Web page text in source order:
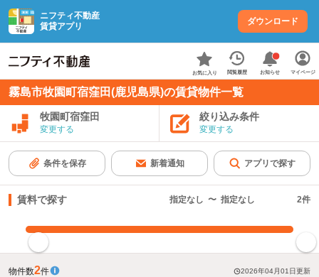
ニフティ不動産
賃貸アプリ
ダウンロード
お気に入り 閲覧履歴 お知らせ マイページ
霧島市牧園町宿窪田(鹿児島県)の賃貸物件一覧
牧園町宿窪田
変更する
絞り込み条件
変更する
条件を保存 新着通知 アプリで探す
賃料で探す 指定なし 〜 指定なし 2件
物件数2件 2026年04月01日更新